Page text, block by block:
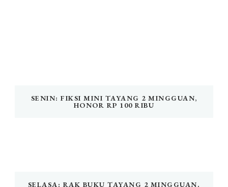
SENIN: FIKSI MINI TAYANG 2 MINGGUAN,
HONOR RP 100 RIBU
SELASA: RAK BUKU TAYANG 2 MINGGUAN.